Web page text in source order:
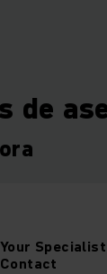
de
Your
Contact